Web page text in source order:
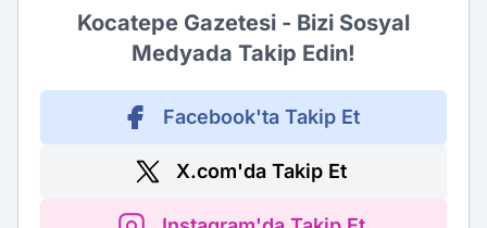
Kocatepe Gazetesi - Bizi Sosyal
Medyada Takip Edin!
Facebook'ta Takip Et
X.com'da Takip Et